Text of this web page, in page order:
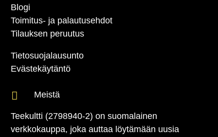
Blogi
Toimitus- ja palautusehdot
Tilauksen peruutus
Tietosuojalausunto
Evästekäytäntö
 Meistä
Teekultti (2798940-2) on suomalainen
verkkokauppa, joka auttaa löytämään uusia